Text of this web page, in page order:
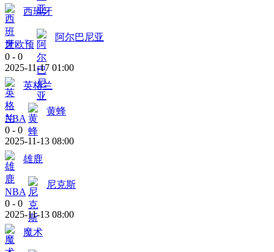
西班牙
世欧预
阿尔巴尼亚
0 - 0
2025-11-17 01:00
英格兰
NBA
黄蜂
0 - 0
2025-11-13 08:00
雄鹿
NBA
尼克斯
0 - 0
2025-11-13 08:00
魔术